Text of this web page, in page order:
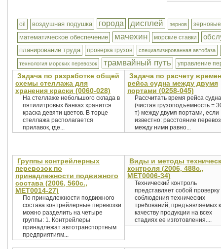
oil воздушная подушка города дисплей зернов
математическое обеспечение мачехин морские ставки
планирование труда проверка грузов специализированная автобаза
технология морских перевозок трамвайный путь управление
Задача по разработке общей
схемы стеллажа для
хранения краски (0060-028)
На стеллаже небольшого склада в
пятилитровых банках хранится
краска девяти цветов. В торце
стеллажа располагается
прилавок, где...
Задача по расчету
рейса судна между двумя
портами (0258-045)
Рассчитать время рейса судна
(чистая грузоподъемность =
т) между двумя портами, если
известно: расстояние
между ними равно...
Группы контрейлерных
перевозок по
принадлежности подвижного
состава (2006, 560с.,
MET0014-27)
По принадлежности подвижного
состава контрейлерные перевозки
можно разделить на четыре
группы: 1. Контрейлеры
принадлежат автотранспортным
предприятиям...
Виды и методы
контроля (2006, 488с.,
MET0006-34)
Технический контроль
представляет собой проверку
соблюдения технических
требований, предъявляемых к
качеству продукции на всех
стадиях ее изготовления....